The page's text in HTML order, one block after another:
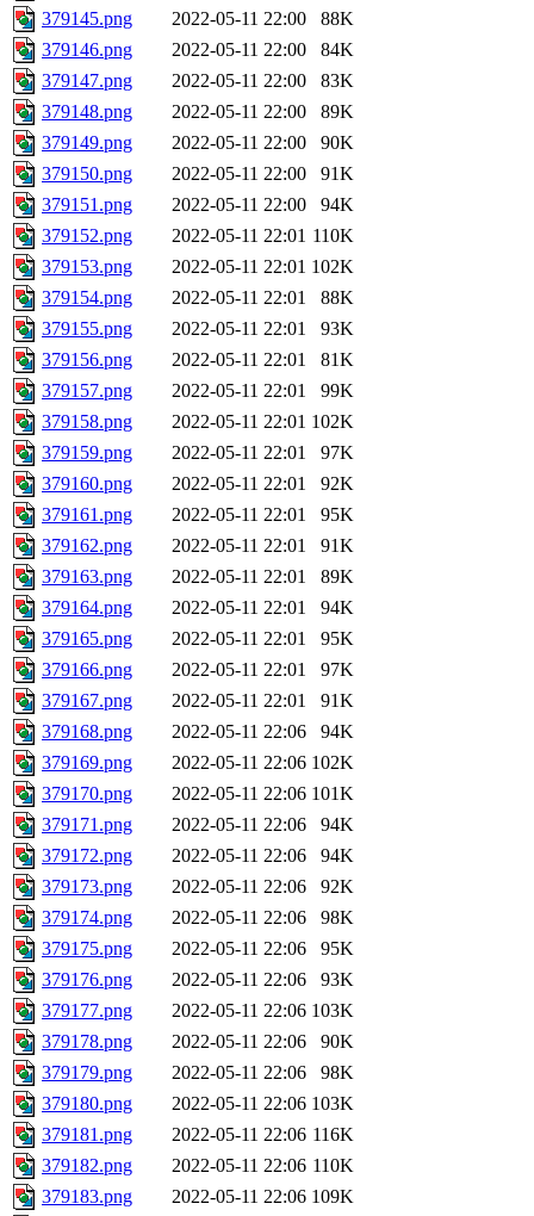
379145.png
2022-05-11 22:00
88K
379146.png
2022-05-11 22:00
84K
379147.png
2022-05-11 22:00
83K
379148.png
2022-05-11 22:00
89K
379149.png
2022-05-11 22:00
90K
379150.png
2022-05-11 22:00
91K
379151.png
2022-05-11 22:00
94K
379152.png
2022-05-11 22:01 110K
379153.png
2022-05-11 22:01 102K
379154.png
2022-05-11 22:01
88K
379155.png
2022-05-11 22:01
93K
379156.png
2022-05-11 22:01
81K
379157.png
2022-05-11 22:01
99K
379158.png
2022-05-11 22:01 102K
379159.png
2022-05-11 22:01
97K
379160.png
2022-05-11 22:01
92K
379161.png
2022-05-11 22:01
95K
379162.png
2022-05-11 22:01
91K
379163.png
2022-05-11 22:01
89K
379164.png
2022-05-11 22:01
94K
379165.png
2022-05-11 22:01
95K
379166.png
2022-05-11 22:01
97K
379167.png
2022-05-11 22:01
91K
379168.png
2022-05-11 22:06
94K
379169.png
2022-05-11 22:06 102K
379170.png
2022-05-11 22:06 101K
379171.png
2022-05-11 22:06
94K
379172.png
2022-05-11 22:06
94K
379173.png
2022-05-11 22:06
92K
379174.png
2022-05-11 22:06
98K
379175.png
2022-05-11 22:06
95K
379176.png
2022-05-11 22:06
93K
379177.png
2022-05-11 22:06 103K
379178.png
2022-05-11 22:06
90K
379179.png
2022-05-11 22:06
98K
379180.png
2022-05-11 22:06 103K
379181.png
2022-05-11 22:06 116K
379182.png
2022-05-11 22:06 110K
379183.png
2022-05-11 22:06 109K